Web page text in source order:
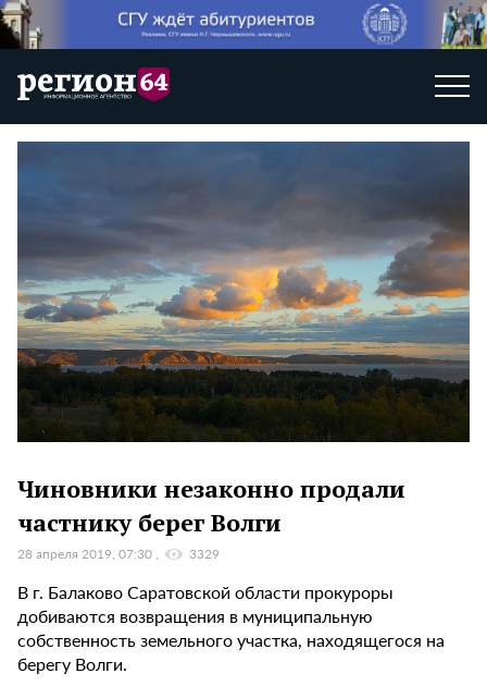
Чиновники незаконно продали
частнику берег Волги
28 апреля 2019, 07:30 3329
В г. Балаково Саратовской области прокуроры
добиваются возвращения в муниципальную
собственность земельного участка, находящегося на
берегу Волги.